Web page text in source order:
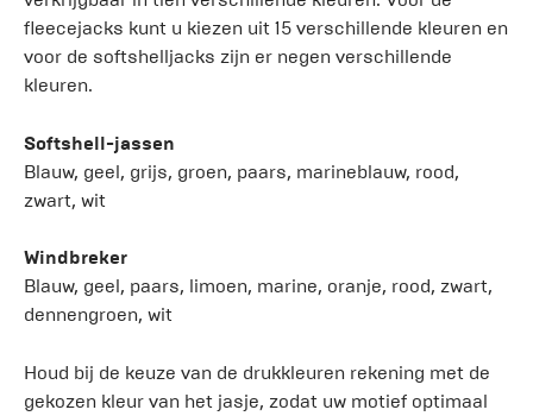
fleecejacks kunt u kiezen uit 15 verschillende kleuren en
voor de softshelljacks zijn er negen verschillende
kleuren.
Softshell-jassen
Blauw, geel, grijs, groen, paars, marineblauw, rood,
zwart, wit
Windbreker
Blauw, geel, paars, limoen, marine, oranje, rood, zwart,
dennengroen, wit
Houd bij de keuze van de drukkleuren rekening met de
gekozen kleur van het jasje, zodat uw motief optimaal